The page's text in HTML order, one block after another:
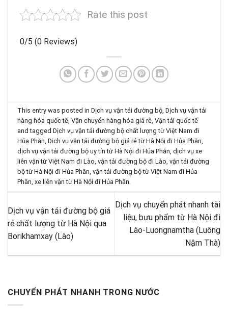
Rate this post
0/5 (0 Reviews)
This entry was posted inDịch vụ vận tải đường bộ ,Dịch vụ vận tải
hàng hóa quốc tế ,Vận chuyển hàng hóa giá rẻ ,Vận tải quốc tế
and taggedDịch vụ vận tải đường bộ chất lượng từ Việt Nam đi
Hủa Phăn ,Dịch vụ vận tải đường bộ giá rẻ từ Hà Nội đi Hủa Phăn
dịch vụ vận tải đường bộ uy tín từ Hà Nội đi Hủa Phăn ,dịch vụ xe
liên vận từ Việt Nam đi Lào ,vận tải đường bộ đi Lào ,vận tải đường
bộ từ Hà Nội đi Hủa Phăn ,vận tải đường bộ từ Việt Nam đi Hủa
Phăn ,xe liên vận từ Hà Nội đi Hủa Phăn
Dịch vụ vận tải đường bộ giá
rẻ chất lượng từ Hà Nội qua
Borikhamxay (Lào)
Dịch vụ chuyển phát nhanh tài
liệu, bưu phẩm từ Hà Nội đi
Lào-Luongnamtha (Luông
Nậm Thà)
CHUYỂN PHÁT NHANH TRONG NƯỚC